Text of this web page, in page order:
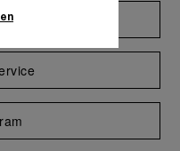
um Ihr
der oben
zu
Cookies